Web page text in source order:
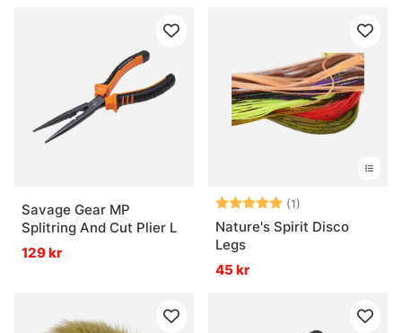
Savage Gear MP
Splitring And Cut Plier L
129 kr
Betyg: (1)
Nature's Spirit Disco
Legs
45 kr